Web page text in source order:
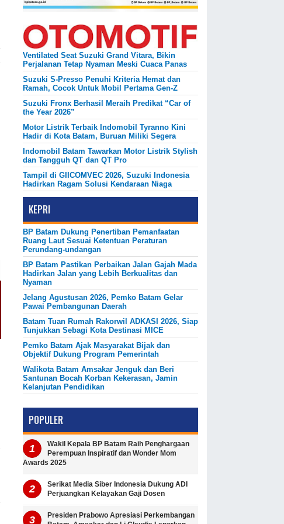
Ventilated Seat Suzuki Grand Vitara, Bikin
Perjalanan Tetap Nyaman Meski Cuaca Panas
Suzuki S-Presso Penuhi Kriteria Hemat dan
Ramah, Cocok Untuk Mobil Pertama Gen-Z
Suzuki Fronx Berhasil Meraih Predikat “Car of
the Year 2026”
Motor Listrik Terbaik Indomobil Tyranno Kini
Hadir di Kota Batam, Buruan Miliki Segera
Indomobil Batam Tawarkan Motor Listrik Stylish
dan Tangguh QT dan QT Pro
Tampil di GIICOMVEC 2026, Suzuki Indonesia
Hadirkan Ragam Solusi Kendaraan Niaga
KEPRI
BP Batam Dukung Penertiban Pemanfaatan
Ruang Laut Sesuai Ketentuan Peraturan
Perundang-undangan
BP Batam Pastikan Perbaikan Jalan Gajah Mada
Hadirkan Jalan yang Lebih Berkualitas dan
Nyaman
Jelang Agustusan 2026, Pemko Batam Gelar
Pawai Pembangunan Daerah
Batam Tuan Rumah Rakorwil ADKASI 2026, Siap
Tunjukkan Sebagi Kota Destinasi MICE
Pemko Batam Ajak Masyarakat Bijak dan
Objektif Dukung Program Pemerintah
Walikota Batam Amsakar Jenguk dan Beri
Santunan Bocah Korban Kekerasan, Jamin
Kelanjutan Pendidikan
POPULER
Wakil Kepala BP Batam Raih Penghargaan
Perempuan Inspiratif dan Wonder Mom
Awards 2025
Serikat Media Siber Indonesia Dukung ADI
Perjuangkan Kelayakan Gaji Dosen
Presiden Prabowo Apresiasi Perkembangan